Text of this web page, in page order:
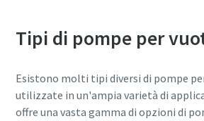
Tipi di pompe per
Esistono molti tipi diversi di pompe
utilizzate in un'ampia varietà di
offre una vasta gamma di opzioni di